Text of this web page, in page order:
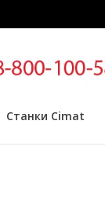
Станки Cimat